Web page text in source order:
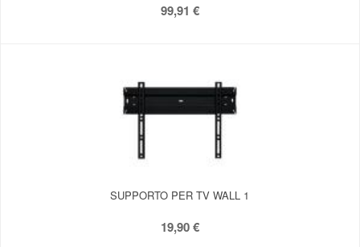
99,91 €
SUPPORTO PER TV WALL 1
19,90 €